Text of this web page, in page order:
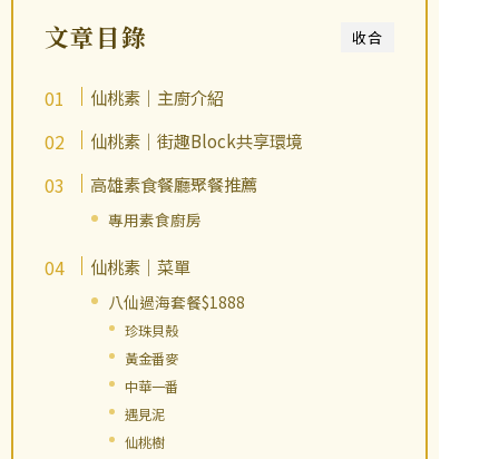
收合
文章目錄
仙桃素｜主廚介紹
仙桃素｜街趣Block共享環境
高雄素食餐廳聚餐推薦
專用素食廚房
仙桃素｜菜單
八仙過海套餐$1888
珍珠貝殼
黃金番麥
中華一番
遇見泥
仙桃樹